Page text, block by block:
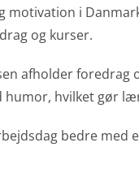
i
og kurser.
afholder foredrag
humor, hvilket gør
bedre med